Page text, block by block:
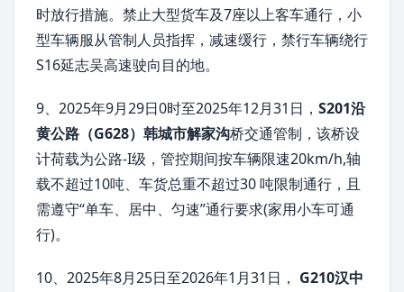
时放行措施。禁止大型货车及7座以上客车通行，小
型车辆服从管制人员指挥，减速缓行，禁行车辆绕行
S16延志吴高速驶向目的地。
9、2025年9月29日0时至2025年12月31日， S201沿
黄公路（G628）韩城市解家沟桥交通管制，该桥设
计荷载为公路-I级，管控期间按车辆限速20km/h,轴
载不超过10吨、车货总重不超过30 吨限制通行，且
需遵守“单车、居中、匀速”通行要求(家用小车可通
行)。
10、2025年8月25日至2026年1月31日， G210汉中